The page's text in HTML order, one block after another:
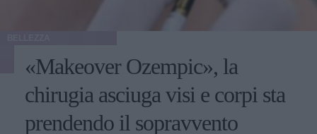
«Makeover Ozempic», la
chirugia asciuga visi e corpi sta
prendendo il sopravvento